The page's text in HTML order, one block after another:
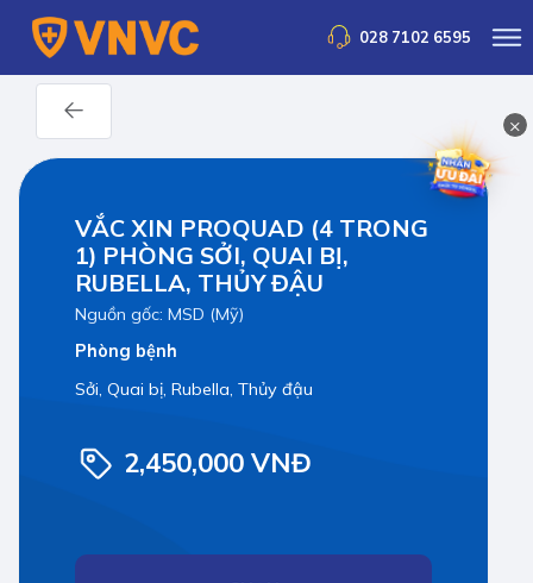
028 7102 6595
VẮC XIN PROQUAD (4 TRONG
1) PHÒNG SỞI, QUAI BỊ,
RUBELLA, THỦY ĐẬU
Nguồn gốc: MSD (Mỹ)
Phòng bệnh
Sởi, Quai bị, Rubella, Thủy đậu
2,450,000 VNĐ
×